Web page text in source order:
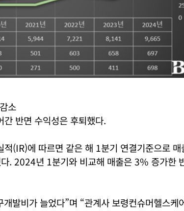
소
반면 수익성은 후퇴했다.
(IR)에 따르면 같은 해 1분기 연결기준으로 매
. 2024년 1분기와 비교해 매출은 3% 증가한
발비가 늘었다”며 “관계사 보령컨슈머헬스케